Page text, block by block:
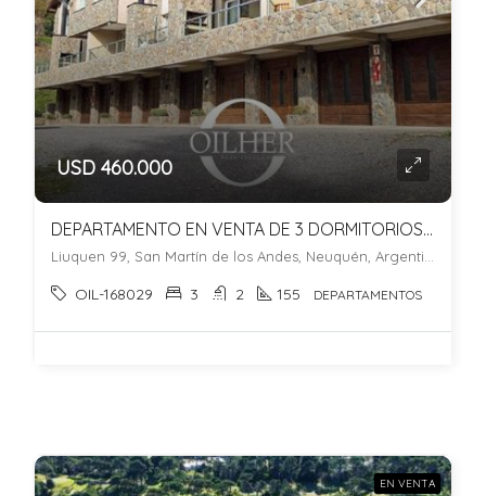
USD 460.000
DEPARTAMENTO EN VENTA DE 3 DORMITORIOS C/ COCHERA EN SAN MARTIN DE LOS ANDES
OIL-168029 3 2 155 DEPARTAMENTOS
EN VENTA